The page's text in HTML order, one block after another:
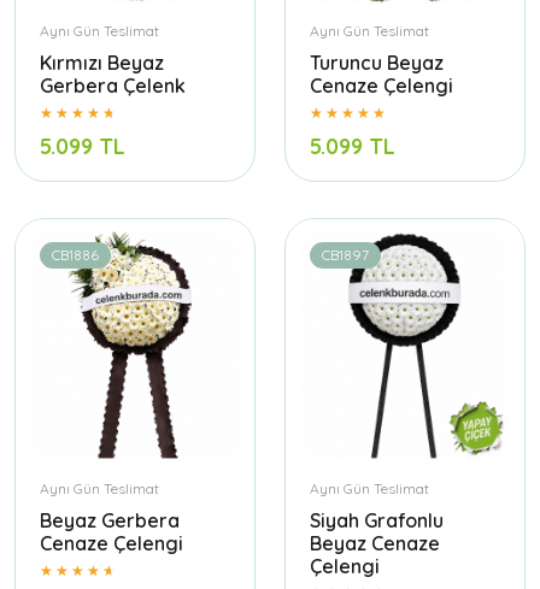
Aynı Gün Teslimat
Kırmızı Beyaz
Gerbera Çelenk
5.099 TL
Aynı Gün Teslimat
Turuncu Beyaz
Cenaze Çelengi
5.099 TL
CB1886
Aynı Gün Teslimat
Beyaz Gerbera
Cenaze Çelengi
CB1897
Aynı Gün Teslimat
Siyah Grafonlu
Beyaz Cenaze
Çelengi